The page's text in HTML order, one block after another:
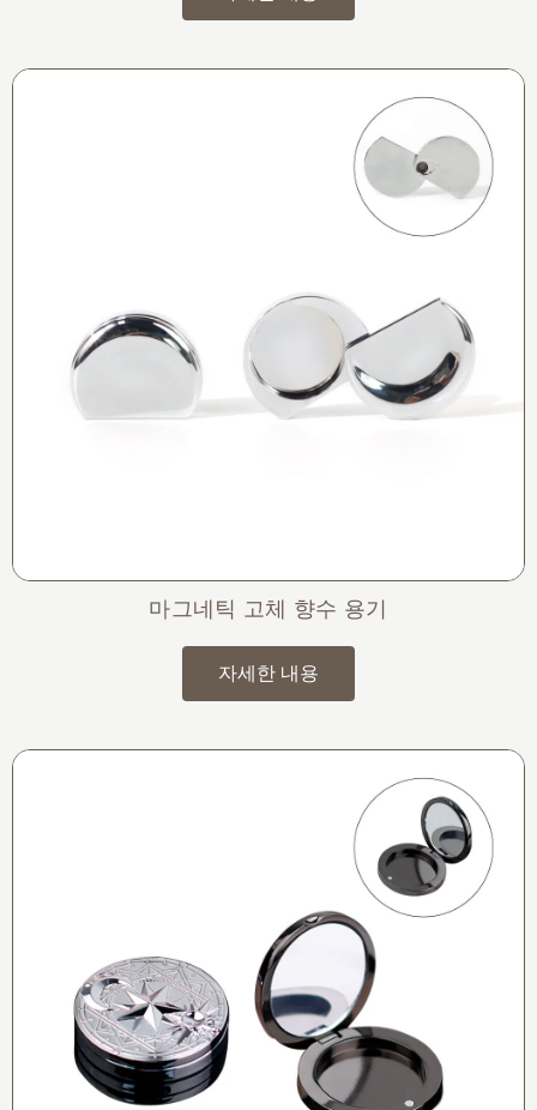
마그네틱 고체 향수 용기
자세한 내용